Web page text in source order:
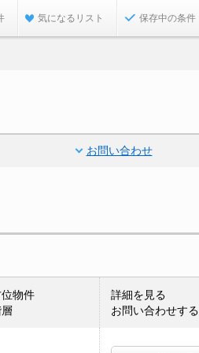
気になるリスト 保存中の条件
お問い合わせ
物件
詳細を見る
お問い合わせする